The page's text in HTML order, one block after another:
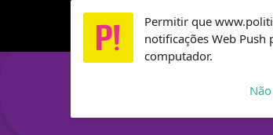
Permitir que
notificações Web Push
computador.
Usamos cookies para garantir que